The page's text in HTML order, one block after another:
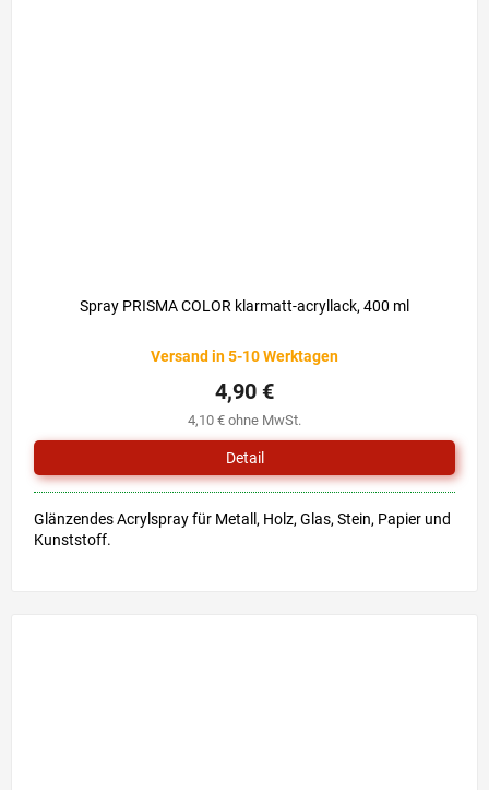
Spray PRISMA COLOR klarmatt-acryllack, 400 ml
Versand in 5-10 Werktagen
4,10 € ohne MwSt.
4,90 €
Detail
Glänzendes Acrylspray für Metall, Holz, Glas, Stein, Papier und
Kunststoff.